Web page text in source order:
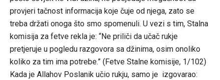
provjeri tačnost informacija koje čuje od njega, zato se
treba držati onoga što smo spomenuli. U vezi s tim, Stalna
komisija za fetve rekla je: “Ne priliči da učač rukje
pretjeruje u pogledu razgovora sa džinima, osim onoliko
koliko za tim ima potrebe.” (Fetve Stalne komisije, 1/102)
Kada je Allahov Poslanik učio rukju, samo je izgovarao: